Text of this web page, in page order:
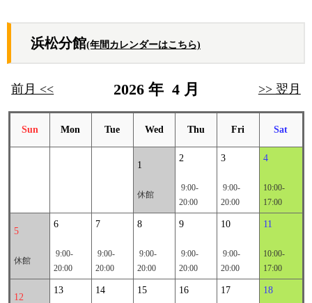
浜松分館(年間カレンダーはこちら)
前月 << 2026 年 4 月 >> 翌月
Sun Mon Tue Wed Thu Fri Sat
1
休館
2
9:00-
20:00
3
9:00-
20:00
4
10:00-
17:00
5
休館
6
9:00-
20:00
7
9:00-
20:00
8
9:00-
20:00
9
9:00-
20:00
10
9:00-
20:00
11
10:00-
17:00
12
13 14 15 16 17 18